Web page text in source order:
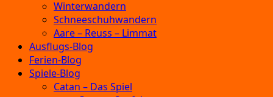
Winterwandern
Schneeschuhwandern
Aare – Reuss – Limmat
Ausflugs-Blog
Ferien-Blog
Spiele-Blog
Catan – Das Spiel